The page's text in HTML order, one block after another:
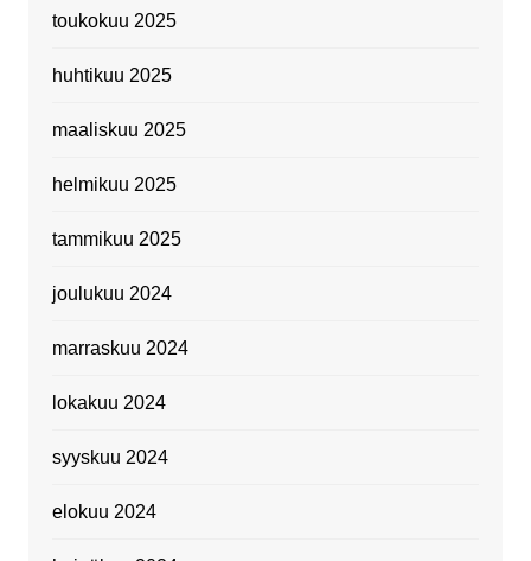
toukokuu 2025
huhtikuu 2025
maaliskuu 2025
helmikuu 2025
tammikuu 2025
joulukuu 2024
marraskuu 2024
lokakuu 2024
syyskuu 2024
elokuu 2024